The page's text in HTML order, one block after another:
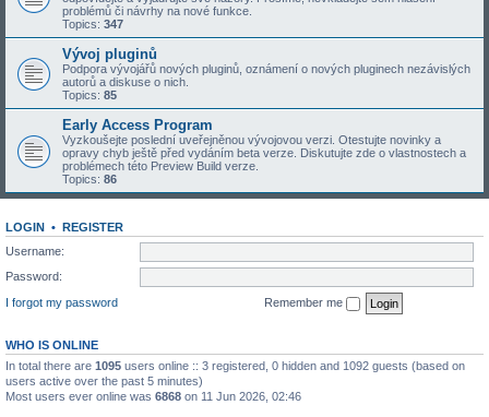
problémů či návrhy na nové funkce.
Topics: 347
Vývoj pluginů
Podpora vývojářů nových pluginů, oznámení o nových pluginech nezávislých
autorů a diskuse o nich.
Topics: 85
Early Access Program
Vyzkoušejte poslední uveřejněnou vývojovou verzi. Otestujte novinky a
opravy chyb ještě před vydáním beta verze. Diskutujte zde o vlastnostech a
problémech této Preview Build verze.
Topics: 86
LOGIN • REGISTER
Username:
Password:
I forgot my password
Remember me
WHO IS ONLINE
In total there are 1095 users online :: 3 registered, 0 hidden and 1092 guests (based on
users active over the past 5 minutes)
Most users ever online was 6868 on 11 Jun 2026, 02:46